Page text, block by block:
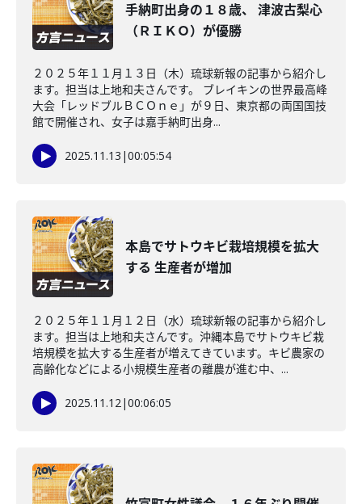
手納町出身の１８歳、 津波古梨心
（ＲＩＫＯ）が優勝
２０２５年１１月１３日（木）琉球新報の記事から紹介し
ます。担当は上地和夫さんです。 ブレイキンの世界最高峰
大会「レッドブルＢＣＯｎｅ」が９日、東京都の両国国技
館で開催され、女子は嘉手納町出身...
2025.11.13 |00:05:54
本島でサトウキビ栽培規模を拡大
する 生産者が増加
２０２５年１１月１２日（水）琉球新報の記事から紹介し
ます。担当は上地和夫さんです。沖縄本島でサトウキビ栽
培規模を拡大する生産者が増えてきています。キビ農家の
高齢化などによる小規模生産者の離農が進む中、...
2025.11.12|00:06:05